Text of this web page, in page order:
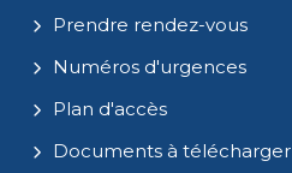
Prendre rendez-vous
Numéros d'urgences
Plan d'accès
Documents à télécharger